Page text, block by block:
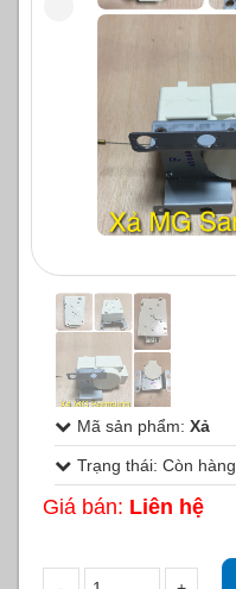
Mã sản phẩm: Xả
Trạng thái: Còn hàng
Giá bán: Liên hệ